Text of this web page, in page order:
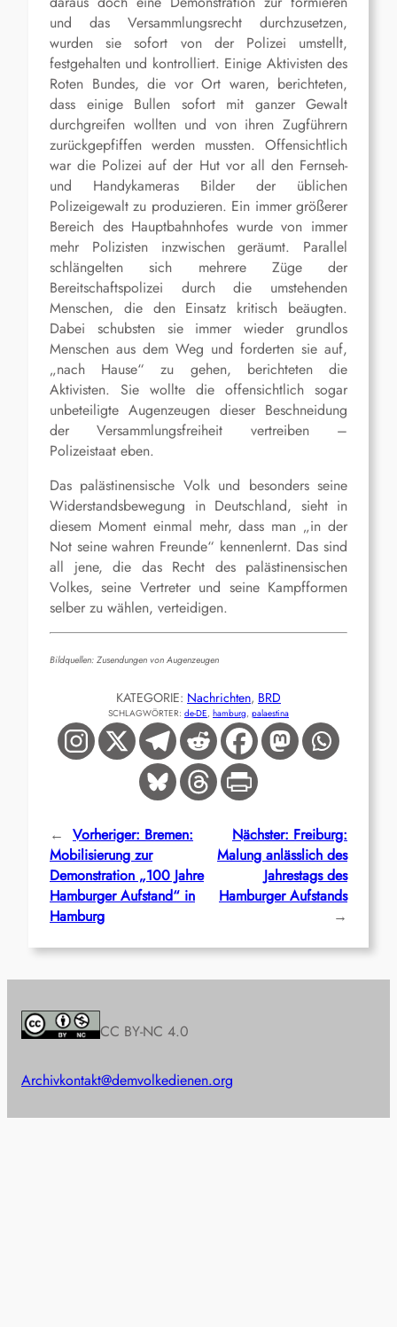
und das Versammlungsrecht durchzusetzen,
wurden sie sofort von der Polizei umstellt,
festgehalten und kontrolliert. Einige Aktivisten des
Roten Bundes, die vor Ort waren, berichteten,
dass einige Bullen sofort mit ganzer Gewalt
durchgreifen wollten und von ihren Zugführern
zurückgepfiffen werden mussten. Offensichtlich
war die Polizei auf der Hut vor all den Fernseh-
und Handykameras Bilder der üblichen
Polizeigewalt zu produzieren. Ein immer größerer
Bereich des Hauptbahnhofes wurde von immer
mehr Polizisten inzwischen geräumt. Parallel
schlängelten sich mehrere Züge der
Bereitschaftspolizei durch die umstehenden
Menschen, die den Einsatz kritisch beäugten.
Dabei schubsten sie immer wieder grundlos
Menschen aus dem Weg und forderten sie auf,
„nach Hause“ zu gehen, berichteten die
Aktivisten. Sie wollte die offensichtlich sogar
unbeteiligte Augenzeugen dieser Beschneidung
der Versammlungsfreiheit vertreiben –
Polizeistaat eben.
Das palästinensische Volk und besonders seine
Widerstandsbewegung in Deutschland, sieht in
diesem Moment einmal mehr, dass man „in der
Not seine wahren Freunde“ kennenlernt. Das sind
all jene, die das Recht des palästinensischen
Volkes, seine Vertreter und seine Kampfformen
selber zu wählen, verteidigen.
Bildquellen: Zusendungen von Augenzeugen
KATEGORIE: Nachrichten, BRD
SCHLAGWÖRTER: de-DE, hamburg, palaestina
← Vorheriger: Bremen:
Mobilisierung zur
Demonstration „100 Jahre
Hamburger Aufstand“ in
Hamburg
Nächster: Freiburg:
Malung anlässlich des
Jahrestags des
Hamburger Aufstands
→
CC BY-NC 4.0
Archivkontakt@demvolkedienen.org